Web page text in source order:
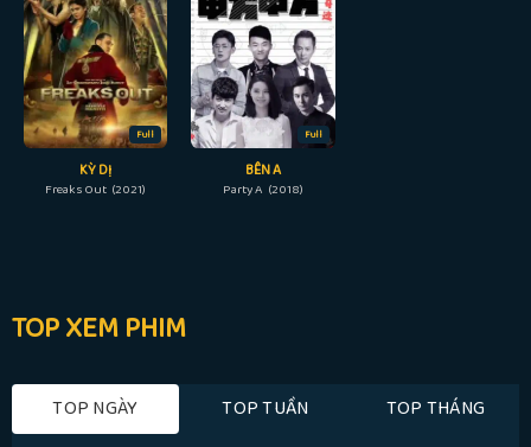
Full
KỲ DỊ
Freaks Out (2021)
Full
BÊN A
Party A (2018)
TOP XEM PHIM
TOP NGÀY TOP TUẦN TOP THÁNG